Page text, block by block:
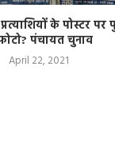
के पोस्टर पर
पंचायत चुनाव
April 22, 2021